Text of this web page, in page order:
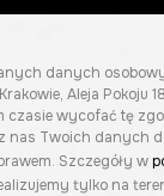
danych
Aleja Pokoju
czasie wycofać tę
nas Twoich danych
Szczegóły w
tylko na